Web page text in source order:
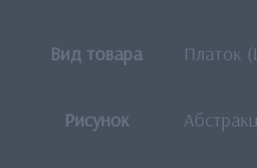
Вид товара Платок
Рисунок